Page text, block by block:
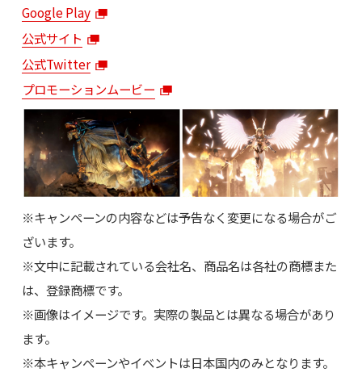
Google Play
公式サイト
公式Twitter
プロモーションムービー
※キャンペーンの内容などは予告なく変更になる場合がご
ざいます。
※文中に記載されている会社名、商品名は各社の商標また
は、登録商標です。
※画像はイメージです。実際の製品とは異なる場合があり
ます。
※本キャンペーンやイベントは日本国内のみとなります。